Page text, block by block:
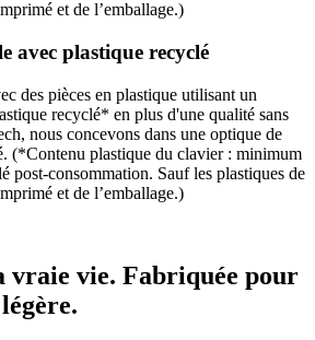
et de l’emballage.)
avec plastique recyclé
des pièces en plastique utilisant un
recyclé* en plus d'une qualité sans
nous concevons dans une optique de
(*Contenu plastique du clavier : minimum
post-consommation. Sauf les plastiques de
et de l’emballage.)
vraie vie. Fabriquée pour